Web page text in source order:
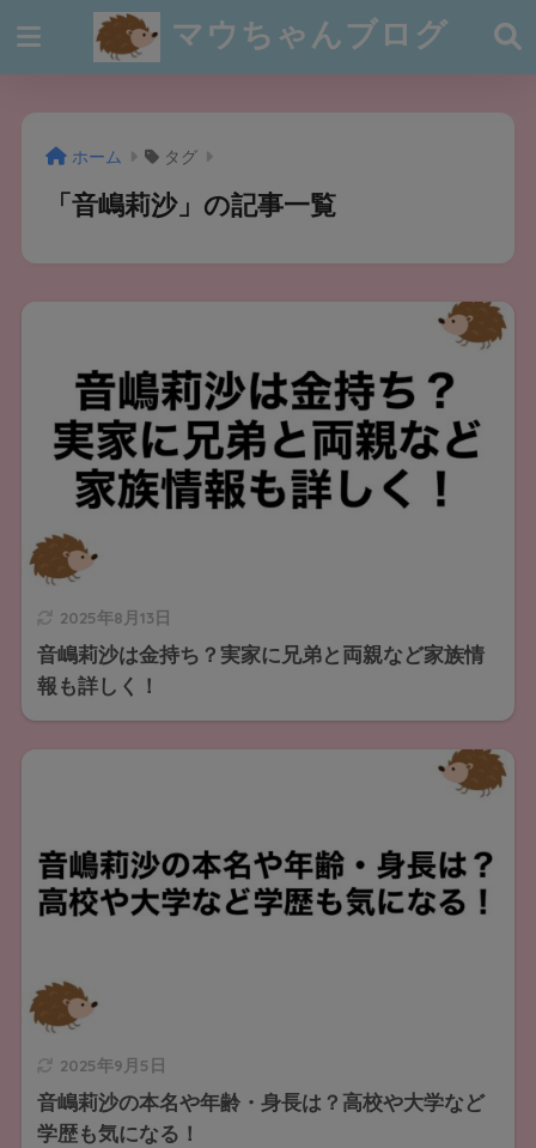
マウちゃんブログ
ホーム タグ
「音嶋莉沙」の記事一覧
2025年8月13日
音嶋莉沙は金持ち？実家に兄弟と両親など家族情
報も詳しく！
2025年9月5日
音嶋莉沙の本名や年齢・身長は？高校や大学など
学歴も気になる！